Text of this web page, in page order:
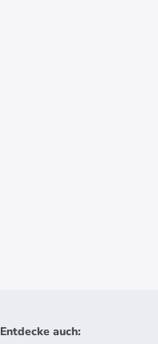
Entdecke auch: